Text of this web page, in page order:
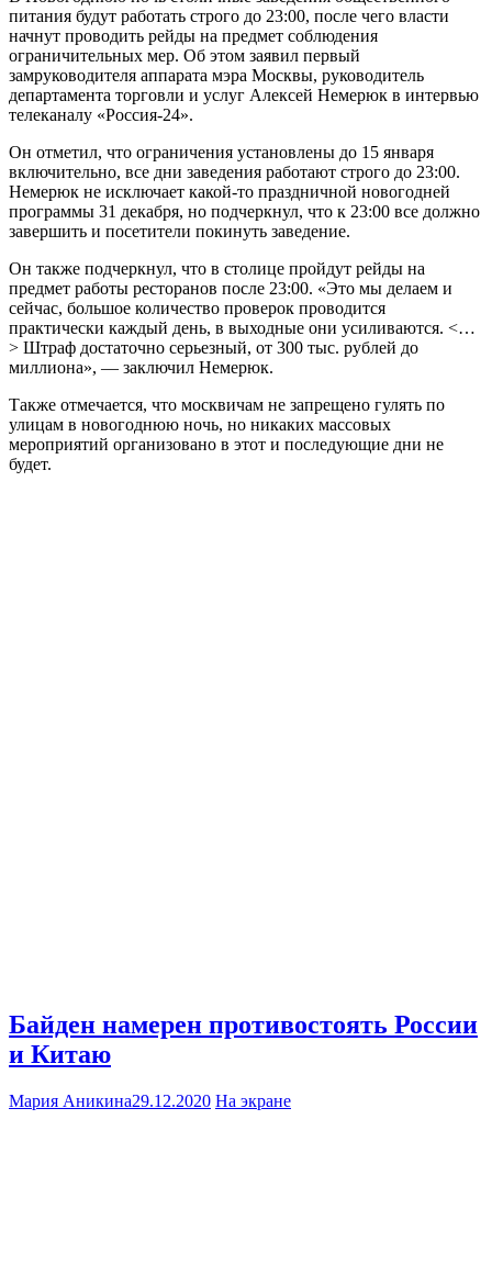
питания будут работать строго до 23:00, после чего власти
начнут проводить рейды на предмет соблюдения
ограничительных мер. Об этом заявил первый
замруководителя аппарата мэра Москвы, руководитель
департамента торговли и услуг Алексей Немерюк в интервью
телеканалу «Россия-24».
Он отметил, что ограничения установлены до 15 января
включительно, все дни заведения работают строго до 23:00.
Немерюк не исключает какой-то праздничной новогодней
программы 31 декабря, но подчеркнул, что к 23:00 все должно
завершить и посетители покинуть заведение.
Он также подчеркнул, что в столице пройдут рейды на
предмет работы ресторанов после 23:00. «Это мы делаем и
сейчас, большое количество проверок проводится
практически каждый день, в выходные они усиливаются. <…
> Штраф достаточно серьезный, от 300 тыс. рублей до
миллиона», — заключил Немерюк.
Также отмечается, что москвичам не запрещено гулять по
улицам в новогоднюю ночь, но никаких массовых
мероприятий организовано в этот и последующие дни не
будет.
Байден намерен противостоять России
и Китаю
Мария Аникина29.12.2020 На экране